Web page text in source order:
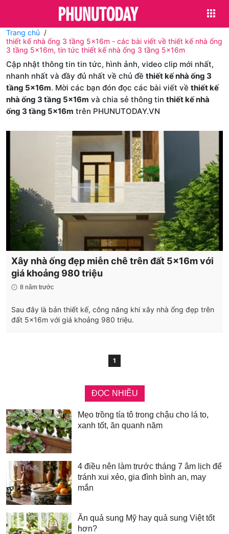
Trang chủ
thiết kế nhà ống 3 tầng 5x16m - các bài viết về thiết kế nhà ống
3 tầng 5x16m, tin tức thiết kế nhà ống 3 tầng 5x16m
Cập nhật thông tin tin tức, hình ảnh, video clip mới nhất,
nhanh nhất và đầy đủ nhất về chủ đề thiết kế nhà ống 3
tầng 5x16m. Mời các bạn đón đọc các bài viết về thiết kế
nhà ống 3 tầng 5x16m và chia sẻ thông tin thiết kế nhà
ống 3 tầng 5x16m trên PHUNUTODAY.VN
Xây nhà ống đẹp miễn chê trên đất 5x16m với
giá khoảng 980 triệu
8 năm trước
Sau đây là bản thiết kế, công năng khi xây nhà ống đẹp trên
đất 5x16m với giá khoảng 980 triệu.
1
ĐỌC NHIỀU
Mẹo trồng tía tô trong chậu cho lá to,
xanh tốt, ăn quanh năm
4 điều nên làm trước tháng 7 âm lịch để
tránh xui xẻo, gia đình bình an, may
mắn
Ăn quả sung Mỹ hay quả sung Việt tốt
hơn?